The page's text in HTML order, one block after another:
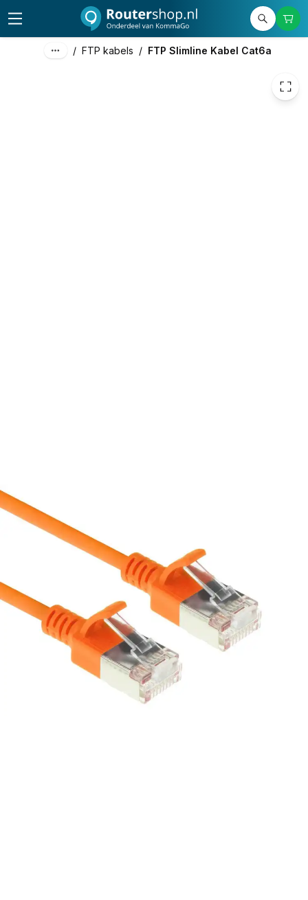
/ FTP kabels / FTP Slimline Kabel Cat6a